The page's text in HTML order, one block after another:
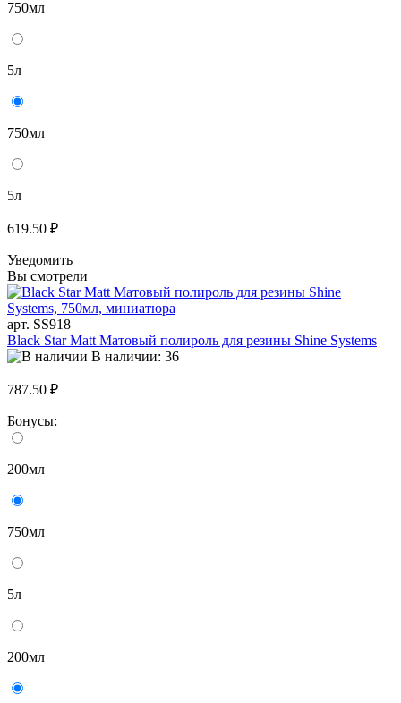
750мл
5л
750мл
5л
619.50 ₽
Уведомить
Вы смотрели
арт. SS918
Black Star Matt Матовый полироль для резины Shine Systems
В наличии: 36
787.50 ₽
Бонусы:
200мл
750мл
5л
200мл